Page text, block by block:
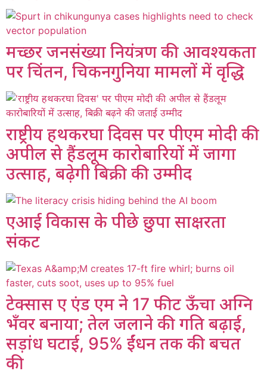
मच्छर जनसंख्या नियंत्रण की आवश्यकता
पर चिंतन, चिकनगुनिया मामलों में वृद्धि
राष्ट्रीय हथकरघा दिवस पर पीएम मोदी की
अपील से हैंडलूम कारोबारियों में जागा
उत्साह, बढ़ेगी बिक्री की उम्मीद
एआई विकास के पीछे छुपा साक्षरता
संकट
टेक्सास ए एंड एम ने 17 फीट ऊँचा अग्नि
भँवर बनाया; तेल जलाने की गति बढ़ाई,
सड़ांध घटाई, 95% ईंधन तक की बचत
की